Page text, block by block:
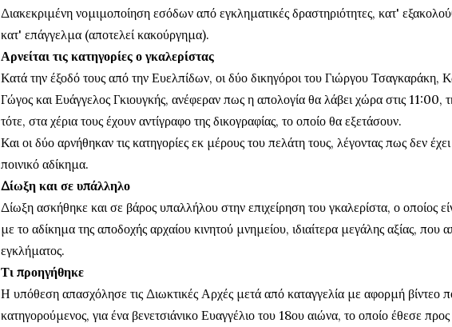
Διακεκριμένη νομιμοποίηση εσόδων από εγκληματικές δραστηριότητες, κατ'
κατ' επάγγελμα (αποτελεί κακούργημα).
Αρνείται τις κατηγορίες ο γκαλερίστας
Κατά την έξοδό τους από την Ευελπίδων, οι δύο δικηγόροι του Γιώργου Τσαγκαράκη,
Γώγος και Ευάγγελος Γκιουγκής, ανέφεραν πως η απολογία θα λάβει χώρα στις 11:00,
τότε, στα χέρια τους έχουν αντίγραφο της δικογραφίας, το οποίο θα εξετάσουν.
Και οι δύο αρνήθηκαν τις κατηγορίες εκ μέρους του πελάτη τους, λέγοντας πως δεν
ποινικό αδίκημα.
Δίωξη και σε υπάλληλο
Δίωξη ασκήθηκε και σε βάρος υπαλλήλου στην επιχείρηση του γκαλερίστα, ο οποίος
με το αδίκημα της αποδοχής αρχαίου κινητού μνημείου, ιδιαίτερα μεγάλης αξίας, που
εγκλήματος.
Τι προηγήθηκε
Η υπόθεση απασχόλησε τις Διωκτικές Αρχές μετά από καταγγελία με αφορμή βίντεο
κατηγορούμενος, για ένα βενετσιάνικο Ευαγγέλιο του 18ου αιώνα, το οποίο έθεσε